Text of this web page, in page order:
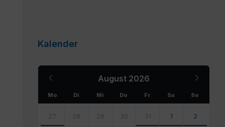
Kalender
August 2026
Month
Mo Di Mi Do Fr Sa So
calendar
27 28 29 30 31 1 2